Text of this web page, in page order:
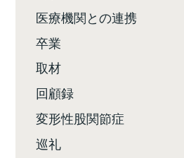
医療機関との連携
卒業
取材
回顧録
変形性股関節症
巡礼